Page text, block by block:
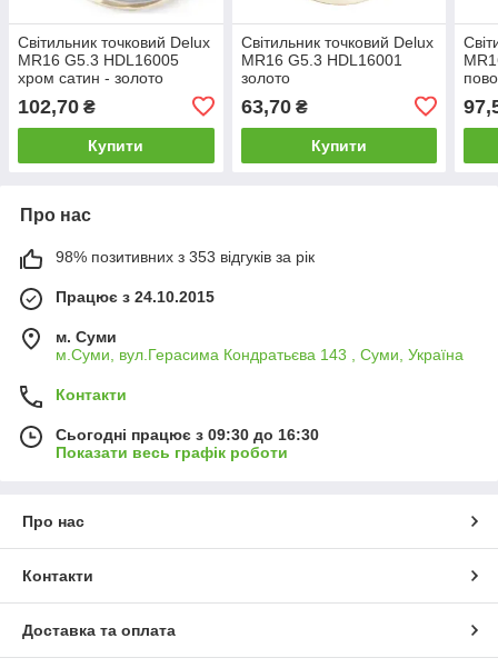
Світильник точковий Delux
MR16 G5.3 HDL16005
хром сатин - золото
102,70 ₴
Купити
Світильник точковий Delux
MR16 G5.3 HDL16001
золото
63,70₴
Купити
Про нас
98% позитивних з 353 відгуків за рік
Працює з 24.10.2015
м. Суми
м.Суми, вул.Герасима Кондратьєва 143 , Суми, Україна
Контакти
Сьогодні працює з 09:30 до 16:30
Показати весь графік роботи
Про нас
Контакти
Доставка та оплата